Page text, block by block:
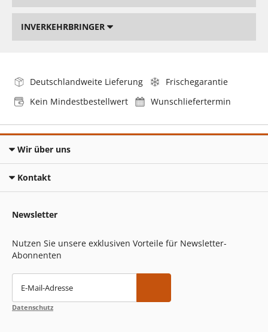
INVERKEHRBRINGER
Deutschlandweite Lieferung
Frischegarantie
Kein Mindestbestellwert
Wunschliefertermin
Wir über uns
Kontakt
Newsletter
Nutzen Sie unsere exklusiven Vorteile für Newsletter-
Abonnenten
E-Mail-Adresse
Datenschutz